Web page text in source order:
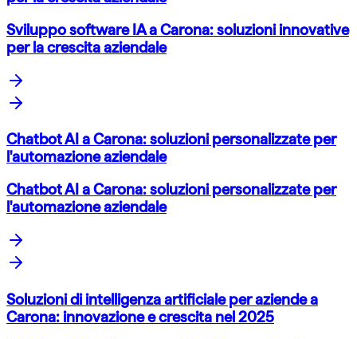
Sviluppo software IA a Carona: soluzioni innovative
per la crescita aziendale
Chatbot AI a Carona: soluzioni personalizzate per
l'automazione aziendale
Chatbot AI a Carona: soluzioni personalizzate per
l'automazione aziendale
Soluzioni di intelligenza artificiale per aziende a
Carona: innovazione e crescita nel 2025